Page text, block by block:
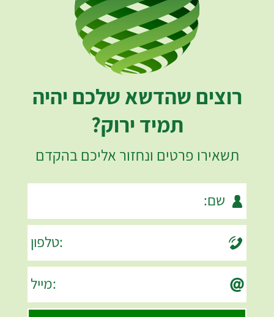
רוצים שהדשא שלכם יהיה
תמיד ירוק?
תשאירו פרטים ונחזור אליכם בהקדם